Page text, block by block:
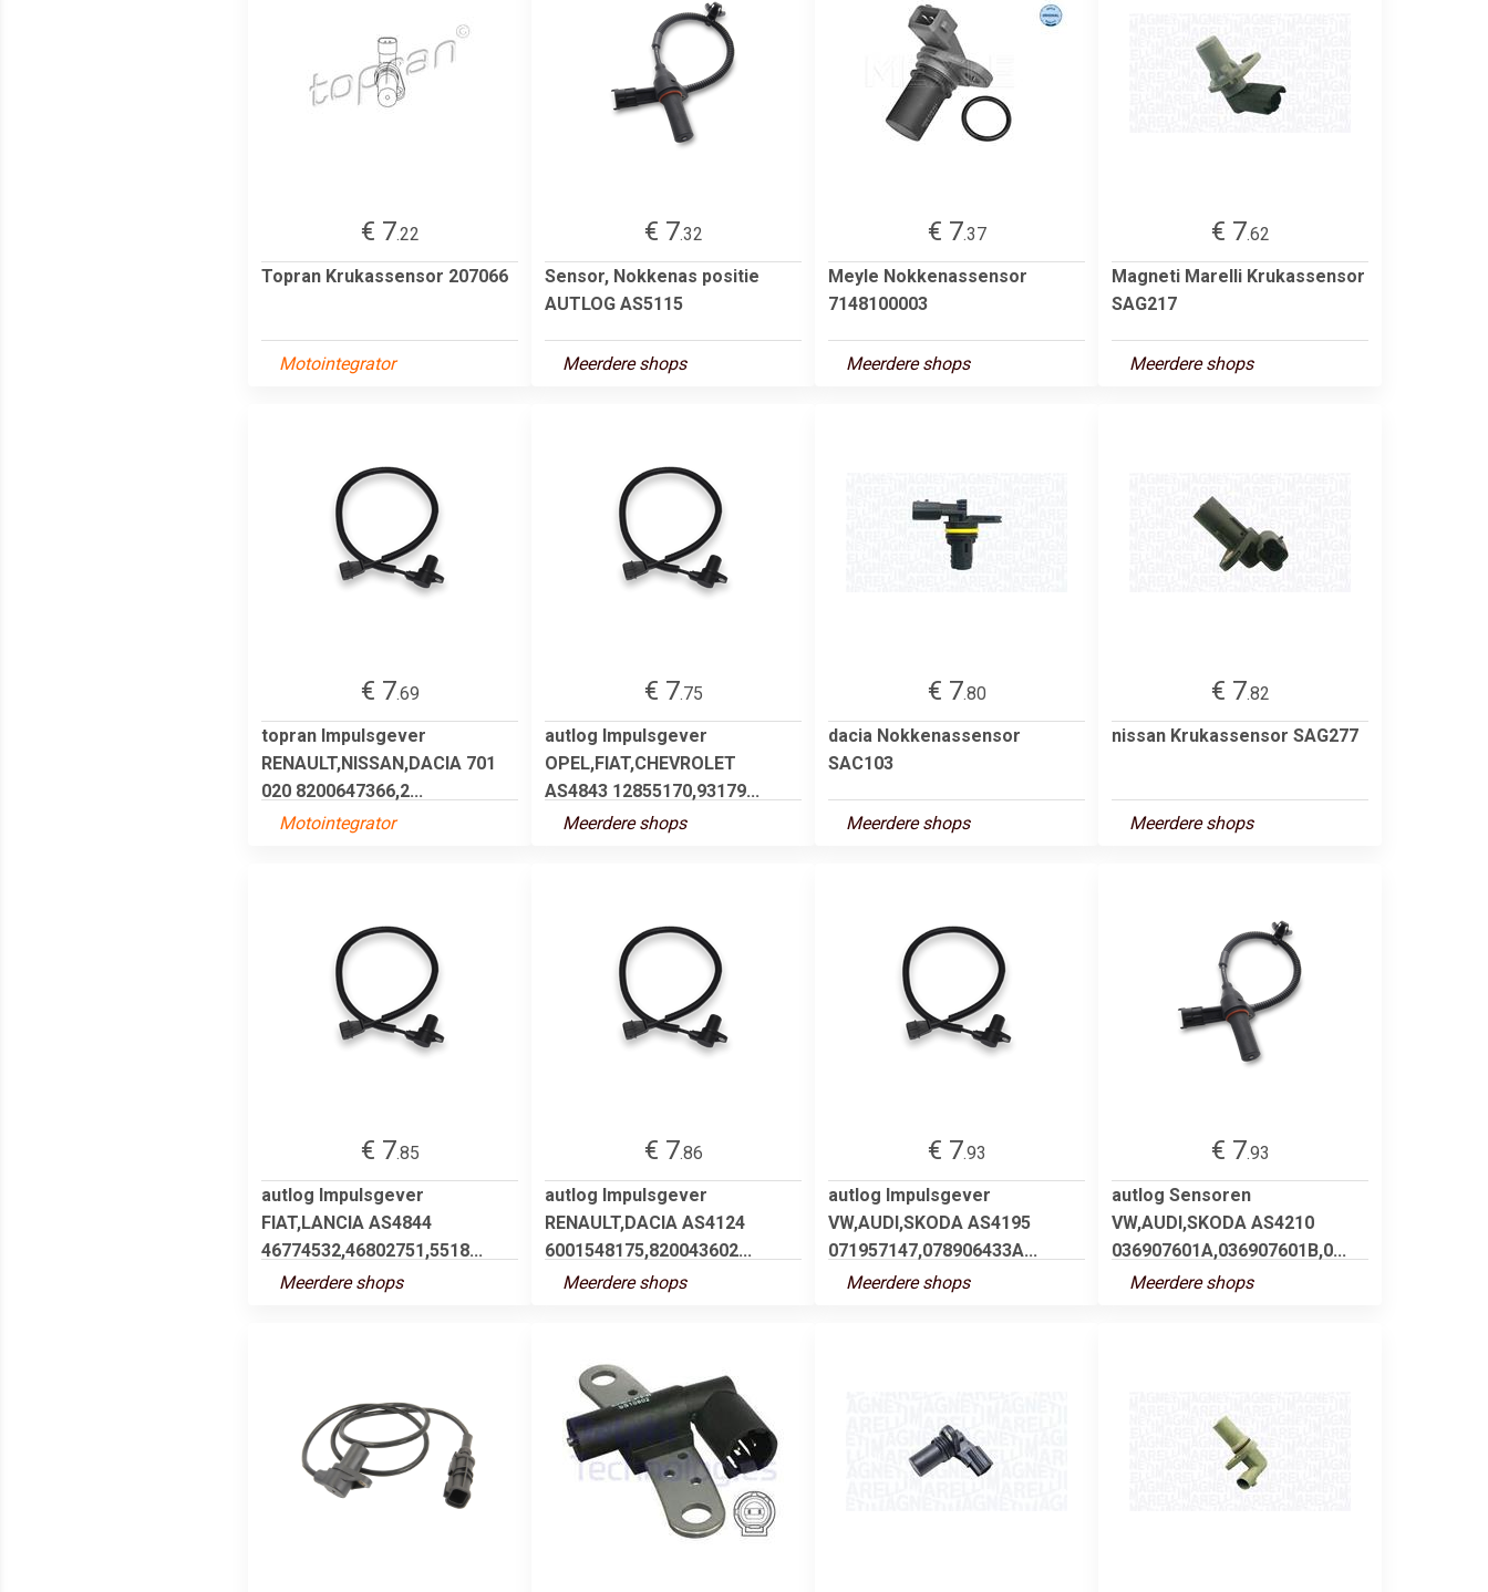
€ 7.22
Topran Krukassensor 207066
Motointegrator
€ 7.32
Sensor, Nokkenas positie
AUTLOG AS5115
Meerdere shops
€ 7.37
Meyle Nokkenassensor
7148100003
Meerdere shops
€ 7.62
Magneti Marelli Krukassensor
SAG217
Meerdere shops
€ 7.69
topran Impulsgever
RENAULT,NISSAN,DACIA 701
020 8200647366,2...
Motointegrator
€ 7.75
autlog Impulsgever
OPEL,FIAT,CHEVROLET
AS4843 12855170,93179...
Meerdere shops
€ 7.80
dacia Nokkenassensor
SAC103
Meerdere shops
€ 7.82
nissan Krukassensor SAG277
Meerdere shops
€ 7.85
autlog Impulsgever
FIAT,LANCIA AS4844
46774532,46802751,5518...
Meerdere shops
€ 7.86
autlog Impulsgever
RENAULT,DACIA AS4124
6001548175,820043602...
Meerdere shops
€ 7.93
autlog Impulsgever
VW,AUDI,SKODA AS4195
071957147,078906433A...
Meerdere shops
€ 7.93
autlog Sensoren
VW,AUDI,SKODA AS4210
036907601A,036907601B,0...
Meerdere shops